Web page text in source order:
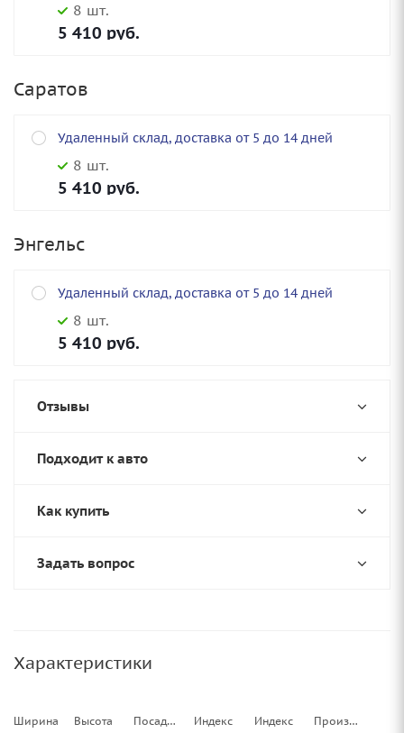
8 шт.
5 410 руб.
Саратов
Удаленный склад, доставка от 5 до 14 дней
8 шт.
5 410 руб.
Энгельс
Удаленный склад, доставка от 5 до 14 дней
8 шт.
5 410 руб.
Отзывы
Подходит к авто
Как купить
Задать вопрос
Характеристики
Ширина
Высота
ПосадочныйИндекс
Индекс
Производитель